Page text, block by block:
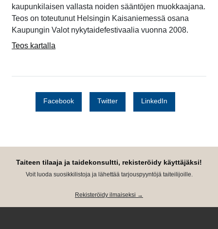
kaupunkilaisen vallasta noiden sääntöjen muokkaajana.
Teos on toteutunut Helsingin Kaisaniemessä osana
Kaupungin Valot nykytaidefestivaalia vuonna 2008.
Teos kartalla
Facebook Twitter LinkedIn
Taiteen tilaaja ja taidekonsultti, rekisteröidy käyttäjäksi!
Voit luoda suosikkilistoja ja lähettää tarjouspyyntöjä taiteilijoille.
Rekisteröidy ilmaiseksi →